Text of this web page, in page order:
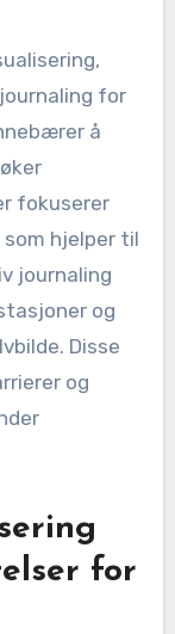
for
å
fokuserer
hjelper til
journaling
og
Disse
og
for